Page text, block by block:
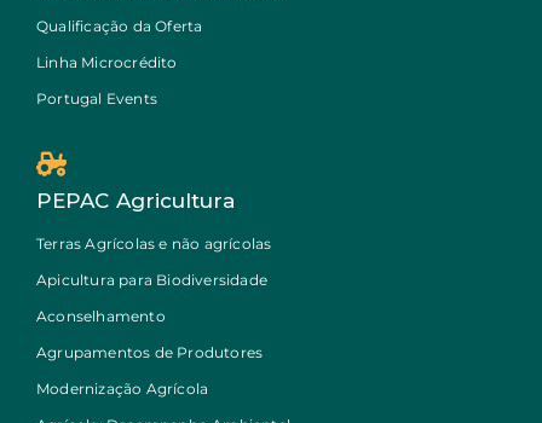
Qualificação da Oferta
Linha Microcrédito
Portugal Events
PEPAC Agricultura
Terras Agrícolas e não agrícolas
Apicultura para Biodiversidade
Aconselhamento
Agrupamentos de Produtores
Modernização Agrícola